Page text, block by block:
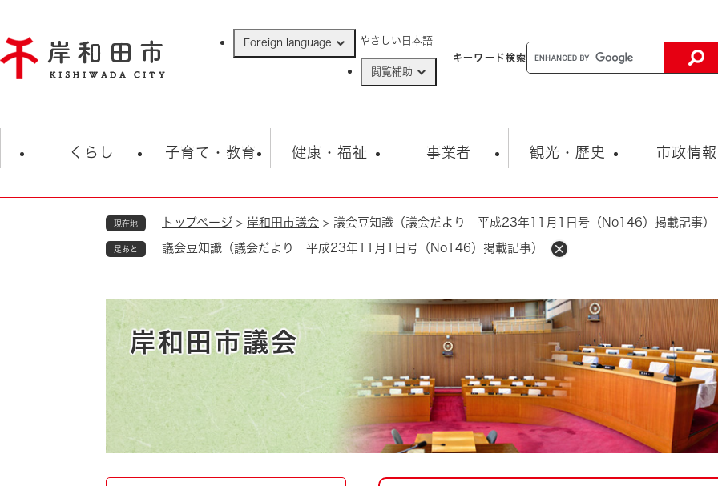
ジ
の
Foreign language やさしい日本語
閲覧補助
キーワード検索
くらし
住民票・戸籍
ごみ・衛生・動物 救急・消防
防災・防犯 上水道・下水道
自然・環境・公園 住宅
引っ越し おくやみ
男女共同参画
地域コミュニティ・ボラン
子育て・教育
学校 子育て
健康・福祉
福祉・健康・生活 生涯学習・スポーツ
事業者
入札・契約情報 まちづくり・協働
環境 福祉・介護
とじる
観光・歴史
観光 観光スポット
とじる
市政情報
市の概要 総合計画
市政 職員採用情報
市役所・施設の案内
オープンデータ
現在地 トップページ > 岸和田市議会 > 議会豆知識（議会だより 平成23年11月1日号（No146）掲載記事）
足あと 議会豆知識（議会だより 平成23年11月1日号（No146）掲載記事）
岸和田市議会